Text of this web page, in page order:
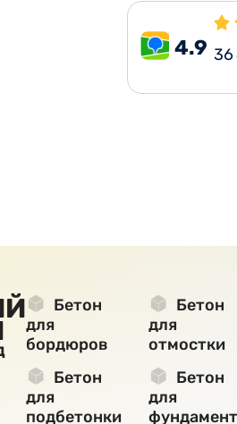
4.9 36
Бетон
для
бордюров
Бетон
для
отмостки
Бетон
для
подбетонки
Бетон
для